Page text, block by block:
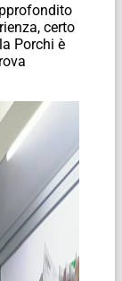
certo
Porchi è